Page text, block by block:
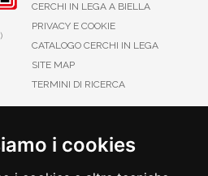
i cookies
CERCHI IN LEGA A BIELLA
PRIVACY E COOKIE
CATALOGO CERCHI IN LEGA
SITE MAP
TERMINI DI RICERCA
BONIFICO